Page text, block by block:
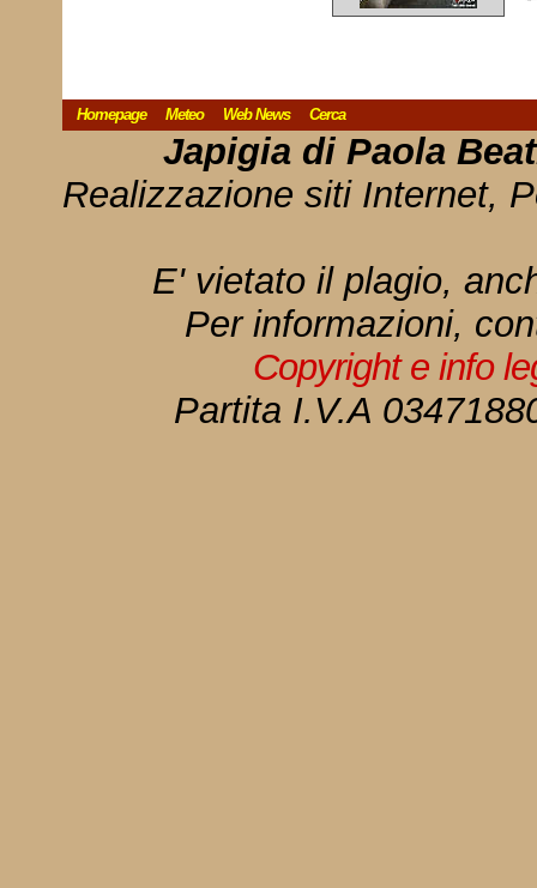
Homepage Meteo Web News Cerca
Japigia di Paola
Realizzazione siti Internet,
E' vietato il plagio,
Per informazioni,
Copyright e info
Partita I.V.A